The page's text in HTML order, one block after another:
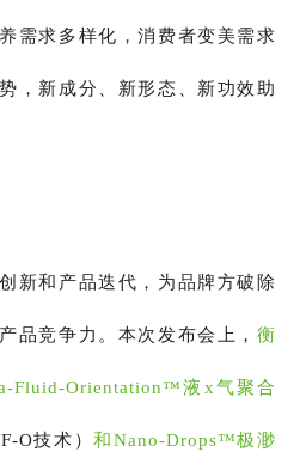
需求多样化，消费者变美需求
，新成分、新形态、新功效助
新和产品迭代，为品牌方破除
品竞争力。本次发布会上， 衡
Fluid-Orientation™液x气聚合
O技术）和Nano-Drops™极渺